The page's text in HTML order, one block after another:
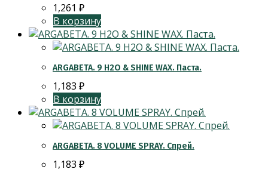
1,261 ₽
В корзину
ARGABETA. 9 H2O & SHINE WAX. Паста.
1,183 ₽
В корзину
ARGABETA. 8 VOLUME SPRAY. Спрей.
1,183 ₽